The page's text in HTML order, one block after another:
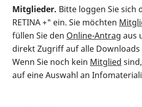
Mitglieder. Bitte loggen Sie sich
RETINA +" ein. Sie möchten
füllen Sie den Online-Antrag aus
direkt Zugriff auf alle
Wenn Sie noch kein Mitglied
auf eine Auswahl an